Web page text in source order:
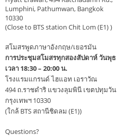
Lumphini, Pathumwan, Bangkok
10330
(Close to BTS station Chit Lom (E1) )
สโมสรพูดภาษาอังกฤษ/เยอรมัน
การประชุมสโมสรทุกสองสัปดาห์ วันพุธ
เวลา 18:30 – 20:00 น.
โรงแรมแกรนด์ ไฮแอท เอราวัณ
494 ถ.ราชดำริ แขวงลุมพินี เขตปทุมวัน
กรุงเทพฯ 10330
(ใกล้ BTS สถานีชิดลม (E1))
Questions?